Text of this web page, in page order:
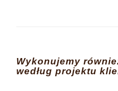
Wykonujemy
według projektu